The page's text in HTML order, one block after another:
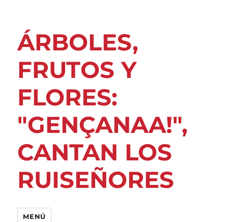
ÁRBOLES,
FRUTOS Y
FLORES:
"GENÇANAA!",
CANTAN LOS
RUISEÑORES
MENÚ